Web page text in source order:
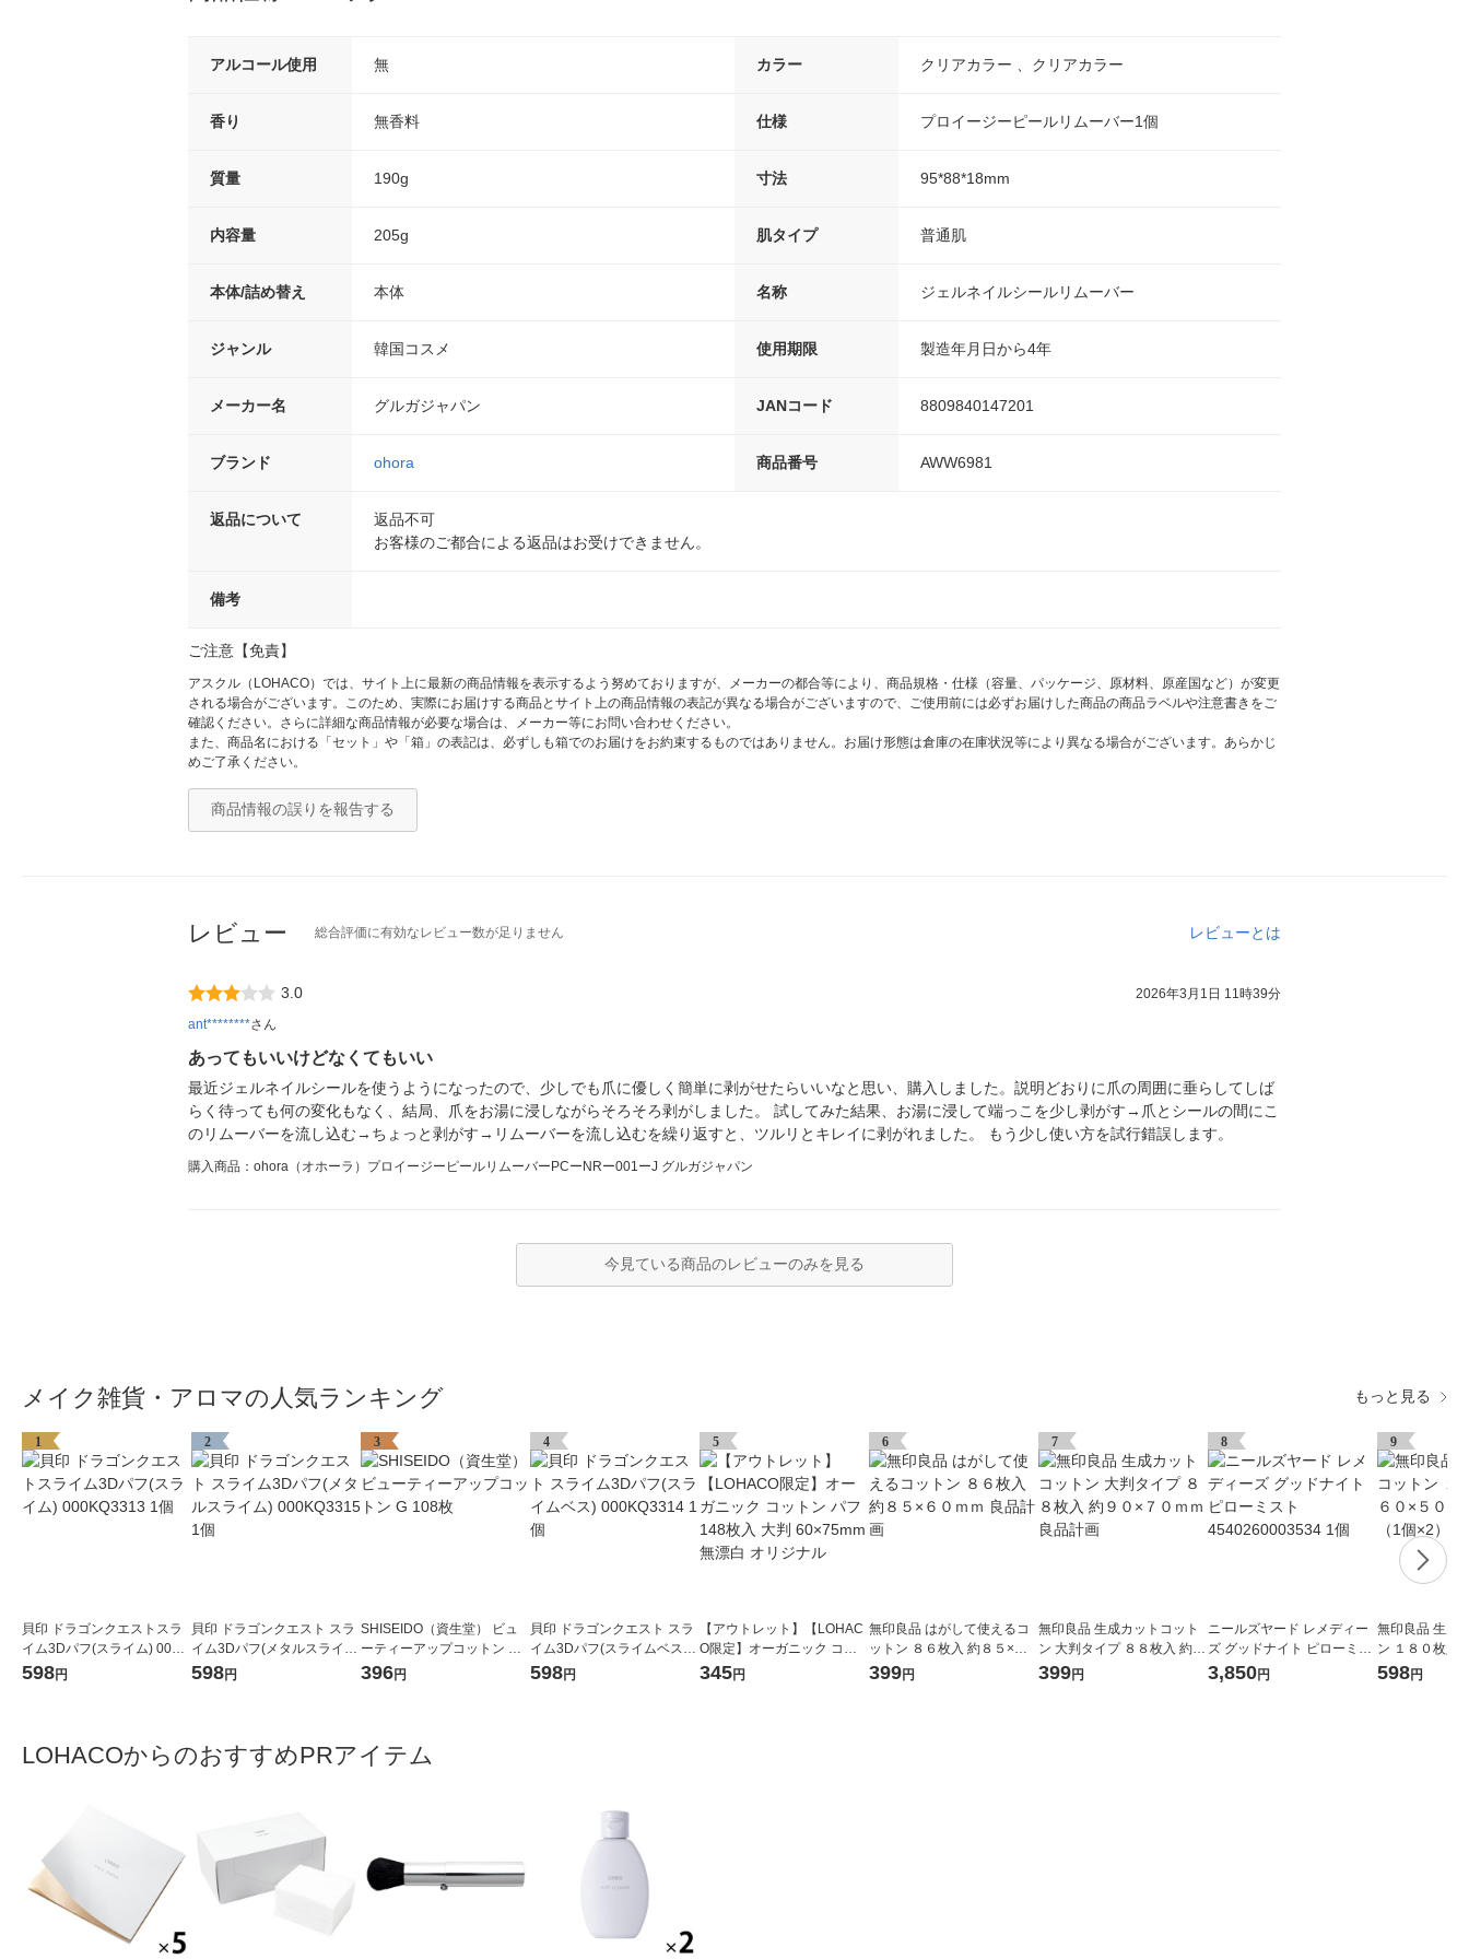
アルコール使用 無 カラー クリアカラー 、クリアカラー
香り 無香料 仕様 プロイージーピールリムーバー1個
質量 190g 寸法 95*88*18mm
内容量 205g 肌タイプ 普通肌
本体/詰め替え 本体 名称 ジェルネイルシールリムーバー
ジャンル 韓国コスメ 使用期限 製造年月日から4年
メーカー名 グルガジャパン JANコード 8809840147201
ブランド ohora 商品番号 AWW6981
返品について
返品不可
お客様のご都合による返品はお受けできません。
備考
ご注意【免責】
アスクル（LOHACO）では、サイト上に最新の商品情報を表示するよう努めておりますが、メーカーの都合等により、商品規格・仕様（容量、パッケージ、原材料、原産国など）が変更
される場合がございます。このため、実際にお届けする商品とサイト上の商品情報の表記が異なる場合がございますので、ご使用前には必ずお届けした商品の商品ラベルや注意書きをご
確認ください。さらに詳細な商品情報が必要な場合は、メーカー等にお問い合わせください。
また、商品名における「セット」や「箱」の表記は、必ずしも箱でのお届けをお約束するものではありません。お届け形態は倉庫の在庫状況等により異なる場合がございます。あらかじ
めご了承ください。
商品情報の誤りを報告する
レビュー 総合評価に有効なレビュー数が足りません レビューとは
3.0
2026年3月1日 11時39分
ant********さん
あってもいいけどなくてもいい
最近ジェルネイルシールを使うようになったので、少しでも爪に優しく簡単に剥がせたらいいなと思い、購入しました。説明どおりに爪の周囲に垂らしてしば
らく待っても何の変化もなく、結局、爪をお湯に浸しながらそろそろ剥がしました。 試してみた結果、お湯に浸して端っこを少し剥がす→爪とシールの間にこ
のリムーバーを流し込む→ちょっと剥がす→リムーバーを流し込むを繰り返すと、ツルリとキレイに剥がれました。 もう少し使い方を試行錯誤します。
購入商品：ohora（オホーラ）プロイージーピールリムーバーPCーNRー001ーJ グルガジャパン
今見ている商品のレビューのみを見る
メイク雑貨・アロマの人気ランキング もっと見る
1
貝印 ドラゴンクエストスラ
イム3Dパフ(スライム) 000K
Q3313 1個
598円
2
貝印 ドラゴンクエスト スラ
イム3Dパフ(メタルスライ
ム) 000KQ3315 1個
598円
3
SHISEIDO（資生堂） ビュ
ーティーアップコットン G 1
08枚
396円
4
貝印 ドラゴンクエスト スラ
イム3Dパフ(スライムベス) 0
00KQ3314 1個
598円
5
【アウトレット】【LOHAC
O限定】オーガニック コッ
トン パフ 148枚入 大判 60×
345円
6
無印良品 はがして使えるコ
ットン ８６枚入 約８５×６
０ｍｍ 良品計画
399円
7
無印良品 生成カットコット
ン 大判タイプ ８８枚入 約９
０×７０ｍｍ 良品計画
399円
8
ニールズヤード レメディー
ズ グッドナイト ピローミス
ト 4540260003534 1個
3,850円
9
無印良品 生成
ン １８０枚入
ｍｍ 1セット
598円
LOHACOからのおすすめPRアイテム